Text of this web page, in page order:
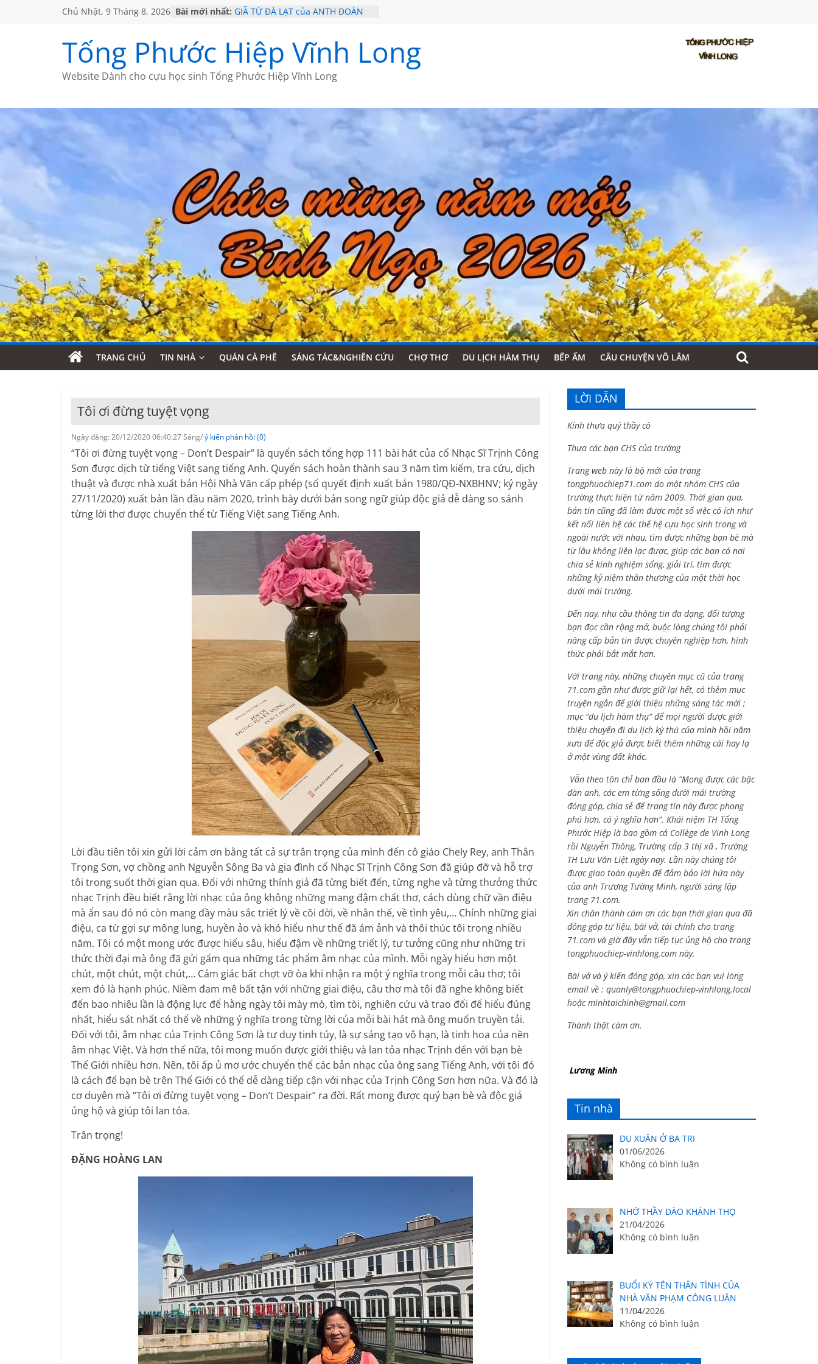
Chủ Nhật, 9 Tháng 8, 2026 Bài mới nhất: GIÃ TỪ ĐÀ LẠT của ANTH ĐOÀN
KHÔNG ĐỀ 19 CỦA THÁI LÃO
CHÙM THƠ CỦA BÍCH HÀ
Tống Phước Hiệp Vĩnh Long
Website Dành cho cựu học sinh Tống Phước Hiệp Vĩnh Long
TRANG CHỦ TIN NHÀ QUÁN CÀ PHÊ SÁNG TÁC&NGHIÊN CỨU CHỢ THƠ DU LỊCH HÀM THỤ BẾP ẤM CÂU CHUYỆN VÕ LÂM
Tôi ơi đừng tuyệt vọng
Ngày đăng: 20/12/2020 06:40:27 Sáng/ý kiến phản hồi (0)
“Tôi ơi đừng tuyệt vọng – Don’t Despair” là quyển sách tổng hợp 111 bài hát của cố Nhạc Sĩ Trịnh Công
Sơn được dịch từ tiếng Việt sang tiếng Anh. Quyển sách hoàn thành sau 3 năm tìm kiếm, tra cứu, dịch
thuật và được nhà xuất bản Hội Nhà Văn cấp phép (số quyết định xuất bản 1980/QĐ-NXBHNV; ký ngày
27/11/2020) xuất bản lần đầu năm 2020, trình bày dưới bản song ngữ giúp độc giả dễ dàng so sánh
từng lời thơ được chuyển thể từ Tiếng Việt sang Tiếng Anh.
Lời đầu tiên tôi xin gửi lời cảm ơn bằng tất cả sự trân trọng của mình đến cô giáo Chely Rey, anh Thân
Trọng Sơn, vợ chồng anh Nguyễn Sông Ba và gia đình cố Nhạc Sĩ Trịnh Công Sơn đã giúp đỡ và hỗ trợ
tôi trong suốt thời gian qua. Đối với những thính giả đã từng biết đến, từng nghe và từng thưởng thức
nhạc Trịnh đều biết rằng lời nhạc của ông không những mang đậm chất thơ, cách dùng chữ vần điệu
mà ẩn sau đó nó còn mang đầy màu sắc triết lý về cõi đời, về nhân thế, về tình yêu,… Chính những giai
điệu, ca từ gợi sự mông lung, huyền ảo và khó hiểu như thế đã ám ảnh và thôi thúc tôi trong nhiều
năm. Tôi có một mong ước được hiểu sâu, hiểu đậm về những triết lý, tư tưởng cũng như những tri
thức thời đại mà ông đã gửi gấm qua những tác phẩm âm nhạc của mình. Mỗi ngày hiểu hơn một
chút, một chút, một chút,… Cảm giác bất chợt vỡ òa khi nhận ra một ý nghĩa trong mỗi câu thơ; tôi
xem đó là hạnh phúc. Niềm đam mê bất tận với những giai điệu, câu thơ mà tôi đã nghe không biết
đến bao nhiêu lần là động lực để hằng ngày tôi mày mò, tìm tòi, nghiên cứu và trao đổi để hiểu đúng
nhất, hiểu sát nhất có thể về những ý nghĩa trong từng lời của mỗi bài hát mà ông muốn truyền tải.
Đối với tôi, âm nhạc của Trịnh Công Sơn là tư duy tinh túy, là sự sáng tạo vô hạn, là tinh hoa của nền
âm nhạc Việt. Và hơn thế nữa, tôi mong muốn được giới thiệu và lan tỏa nhạc Trịnh đến với bạn bè
Thế Giới nhiều hơn. Nên, tôi ấp ủ mơ ước chuyển thể các bản nhạc của ông sang Tiếng Anh, với tôi đó
là cách để bạn bè trên Thế Giới có thể dễ dàng tiếp cận với nhạc của Trịnh Công Sơn hơn nữa. Và đó là
cơ duyên mà “Tôi ơi đừng tuyệt vọng – Don’t Despair” ra đời. Rất mong được quý bạn bè và độc giả
ủng hộ và giúp tôi lan tỏa.
Trân trọng!
ĐẶNG HOÀNG LAN
LỜI DẪN
Kính thưa quý thầy cô
Thưa các bạn CHS của trường
Trang web này là bộ mới của trang
tongphuochiep71.com do một nhóm CHS của
trường thực hiện từ năm 2009. Thời gian qua,
bản tin cũng đã làm được một số việc có ích như
kết nối liên hệ các thế hệ cựu học sinh trong và
ngoài nước với nhau, tìm được những bạn bè mà
từ lâu không liên lạc được, giúp các bạn có nơi
chia sẻ kinh nghiệm sống, giải trí, tìm được
những kỷ niệm thân thương của một thời học
dưới mái trường.
Đến nay, nhu cầu thông tin đa dạng, đối tượng
bạn đọc cần rộng mở, buộc lòng chúng tôi phải
nâng cấp bản tin được chuyên nghiệp hơn, hình
thức phải bắt mắt hơn.
Với trang này, những chuyên mục cũ của trang
71.com gần như được giữ lại hết, có thêm mục
truyện ngắn để giới thiệu những sáng tác mới ;
mục “du lịch hàm thụ” để mọi người được giới
thiệu chuyến đi du lịch kỳ thú của mình hồi năm
xưa để độc giả được biết thêm những cái hay lạ
ở một vùng đất khác.
Vẫn theo tôn chỉ ban đầu là “Mong được các bậc
đàn anh, các em từng sống dưới mái trường
đóng góp, chia sẻ để trang tin này được phong
phú hơn, có ý nghĩa hơn”. Khái niệm TH Tống
Phước Hiệp là bao gồm cả Collège de Vinh Long
rồi Nguyễn Thông, Trường cấp 3 thị xã , Trường
TH Lưu Văn Liệt ngày nay. Lần này chúng tôi
được giao toàn quyền để đảm bảo lời hứa này
của anh Trương Tường Minh, người sáng lập
trang 71.com.
Xin chân thành cám ơn các bạn thời gian qua đã
đóng góp tư liệu, bài vở, tài chính cho trang
71.com và giờ đây vẫn tiếp tục ủng hộ cho trang
tongphuochiep-vinhlong.com này.
Bài vở và ý kiến đóng góp, xin các bạn vui lòng
email về : quanly@tongphuochiep-vinhlong.local
hoặcminhtaichinh@gmail.com
Thành thật cám ơn.
Lương Minh
Tin nhà
DU XUÂN Ở BA TRI
01/06/2026
Không có bình luận
NHỚ THẦY ĐÀO KHÁNH THỌ
21/04/2026
Không có bình luận
BUỔI KÝ TÊN THÂN TÌNH CỦA
NHÀ VĂN PHẠM CÔNG LUẬN
11/04/2026
Không có bình luận